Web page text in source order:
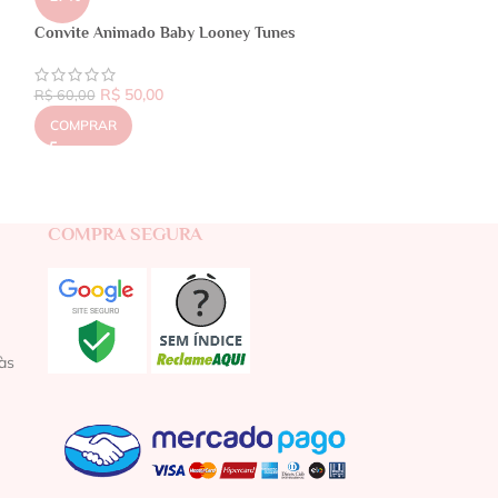
Convite Animado Baby Looney Tunes
R$60,00 R$50,00
COMPRAR
COMPRA SEGURA